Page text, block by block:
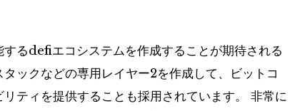
るdefiエコシステムを作成することが期待される
ックなどの専用レイヤー2を作成して、ビットコ
ティを提供することも採用されています。 非常に